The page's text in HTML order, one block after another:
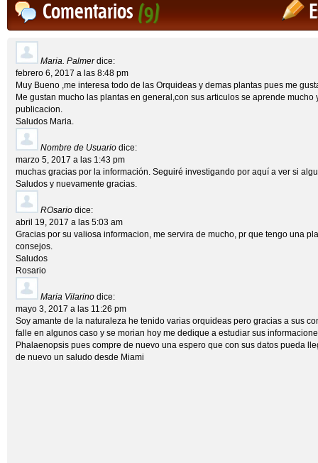
Comentarios(9)
Maria. Palmer dice:
febrero 6, 2017 a las 8:48 pm
Muy Bueno ,me interesa todo de las Orquideas y demas plantas pues me
Me gustan mucho las plantas en general,con sus articulos se aprende mucho
publicacion.
Saludos Maria.
Nombre de Usuario dice:
marzo 5, 2017 a las 1:43 pm
muchas gracias por la información. Seguiré investigando por aquí a ver si
Saludos y nuevamente gracias.
ROsario dice:
abril 19, 2017 a las 5:03 am
Gracias por su valiosa informacion, me servira de mucho, pr que tengo una
consejos.
Saludos
Rosario
Maria Vilarino dice:
mayo 3, 2017 a las 11:26 pm
Soy amante de la naturaleza he tenido varias orquideas pero gracias a sus
falle en algunos caso y se morian hoy me dedique a estudiar sus
Phalaenopsis pues compre de nuevo una espero que con sus datos pueda
de nuevo un saludo desde Miami